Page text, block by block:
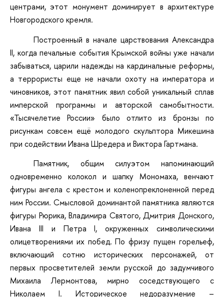
центрами, этот монумент доминирует в архитектуре
Новгородского кремля.
Построенный в начале царствования Александра
II, когда печальные события Крымской войны уже начали
забываться, царили надежды на кардинальные реформы,
а террористы еще не начали охоту на императора и
чиновников, этот памятник явил собой уникальный сплав
имперской программы и авторской самобытности.
«Тысячелетие России» было отлито из бронзы по
рисункам совсем ещё молодого скульптора Микешина
при содействии Ивана Шредера и Виктора Гартмана.
Памятник, общим силуэтом напоминающий
одновременно колокол и шапку Мономаха, венчают
фигуры ангела с крестом и коленопреклоненной перед
ним России. Смысловой доминантой памятника являются
фигуры Рюрика, Владимира Святого, Дмитрия Донского,
Ивана III и Петра I, окруженных символическими
олицетворениями их побед. По фризу пущен горельеф,
включающий сотню исторических персонажей, от
первых просветителей земли русской до задумчивого
Михаила Лермонтова, мирно соседствующего с
Николаем I. Историческое недоразумение ­–